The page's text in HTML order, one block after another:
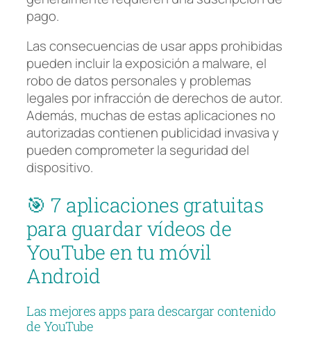
pago.
Las consecuencias de usar apps prohibidas
pueden incluir la exposición a malware, el
robo de datos personales y problemas
legales por infracción de derechos de autor.
Además, muchas de estas aplicaciones no
autorizadas contienen publicidad invasiva y
pueden comprometer la seguridad del
dispositivo.
🎯 7 aplicaciones gratuitas
para guardar vídeos de
YouTube en tu móvil
Android
Las mejores apps para descargar contenido
de YouTube